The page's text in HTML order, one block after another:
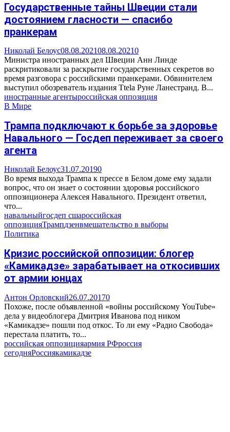
Государственные тайны Швеции стали
достоянием гласности — спасибо
пранкерам
Николай Белоус08.08.202108.08.20210
Министра иностранных дел Швеции Анн Линде
раскритиковали за раскрытие государственных секретов во
время разговора с российскими пранкерами. Обвинителем
выступил обозреватель издания Ttela Руне Ланестранд. В...
иностранные агентыроссийская оппозиция
В Мире
Трампа подключают к борьбе за здоровье
Навального — Госдеп переживает за своего
агента
Николай Белоус31.07.20190
Во время выхода Трампа к прессе в Белом доме ему задали
вопрос, что он знает о состоянии здоровья российского
оппозиционера Алексея Навального. Президент ответил,
что...
навальныйгосдеп сшароссийская
оппозицияТрампдзенвмешательство в выборы
Политика
Кризис российской оппозиции: блогер
«Камикадзе» зарабатывает на откосивших
от армии юнцах
Антон Орловский26.07.20170
Похоже, после объявленной «войны российскому YouTube»
дела у видеоблогера Дмитрия Иванова под ником
«Камикадзе» пошли под откос. То ли ему «Радио Свобода»
перестала платить, то...
российская оппозицияармия РФроссия
сегодняРоссиякамикадзе